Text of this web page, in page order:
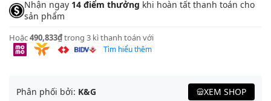
Nhận ngay 14 điểm thưởng khi hoàn tất thanh toán cho
sản phẩm
Hoặc490,833₫trong 3 kì thanh toán với
Tìm hiểu thêm
Phân phối bởi: K&G XEM SHOP